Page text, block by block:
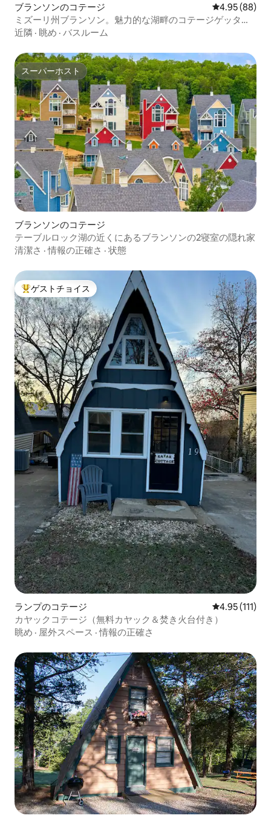
ブランソンのコテージ レビュー88
4.95 (88)
ミズーリ州ブランソン。魅力的な湖畔のコテージゲッタウ
ェイ。
近隣 · 眺め · バスルーム
スーパーホスト
スーパーホスト
ブランソンのコテージ
テーブルロック湖の近くにあるブランソンの2寝室の隠れ家
清潔さ ·情報の正確さ · 状態
大好評のゲストチョイスです。
ゲストチョイス
ランプのコテージ レビュー111
4.95 (111)
カヤックコテージ（無料カヤック＆焚き火台付き）
眺め · 屋外スペース ·情報の正確さ